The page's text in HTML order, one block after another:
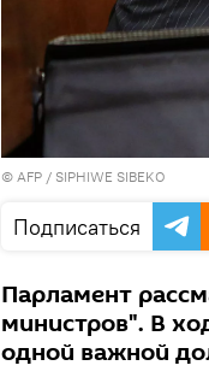
© AFP / SIPHIWE SIBEKO
Подписаться
Парламент
министров". В
одной важной